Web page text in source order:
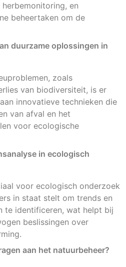
en
beheertaken om de
duurzame oplossingen in
zoals
van biodiversiteit, is er
innovatieve technieken die
van afval en het
voor ecologische
in ecologisch
voor ecologisch onderzoek
in staat stelt om trends en
te identificeren, wat helpt bij
beslissingen over
aan het natuurbeheer?